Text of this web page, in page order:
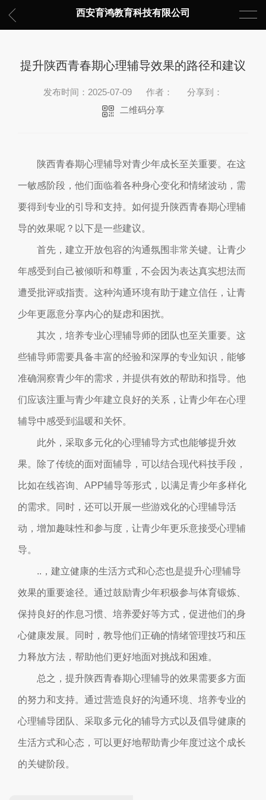
西安育鸿教育科技有限公司
提升陕西青春期心理辅导效果的路径和建议
发布时间：2025-07-09 作者：
分享到：
二维码分享
陕西青春期心理辅导对青少年成长至关重要。在这
一敏感阶段，他们面临着各种身心变化和情绪波动，需
要得到专业的引导和支持。如何提升陕西青春期心理辅
导的效果呢？以下是一些建议。
首先，建立开放包容的沟通氛围非常关键。让青少
年感受到自己被倾听和尊重，不会因为表达真实想法而
遭受批评或指责。这种沟通环境有助于建立信任，让青
少年更愿意分享内心的疑虑和困扰。
其次，培养专业心理辅导师的团队也至关重要。这
些辅导师需要具备丰富的经验和深厚的专业知识，能够
准确洞察青少年的需求，并提供有效的帮助和指导。他
们应该注重与青少年建立良好的关系，让青少年在心理
辅导中感受到温暖和关怀。
此外，采取多元化的心理辅导方式也能够提升效
果。除了传统的面对面辅导，可以结合现代科技手段，
比如在线咨询、APP辅导等形式，以满足青少年多样化
的需求。同时，还可以开展一些游戏化的心理辅导活
动，增加趣味性和参与度，让青少年更乐意接受心理辅
导。
..，建立健康的生活方式和心态也是提升心理辅导
效果的重要途径。通过鼓励青少年积极参与体育锻炼、
保持良好的作息习惯、培养爱好等方式，促进他们的身
心健康发展。同时，教导他们正确的情绪管理技巧和压
力释放方法，帮助他们更好地面对挑战和困难。
总之，提升陕西青春期心理辅导的效果需要多方面
的努力和支持。通过营造良好的沟通环境、培养专业的
心理辅导团队、采取多元化的辅导方式以及倡导健康的
生活方式和心态，可以更好地帮助青少年度过这个成长
的关键阶段。